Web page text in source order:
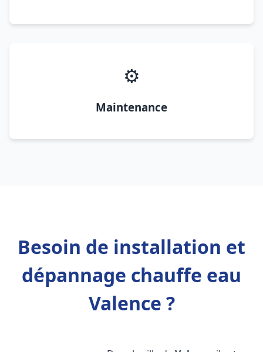
⚙️
Maintenance
Besoin de installation et
dépannage chauffe eau
Valence ?